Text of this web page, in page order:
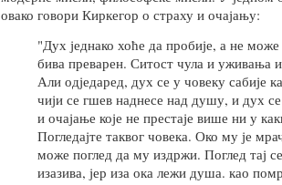
овако говори Киркегор о страху и очајању:
"Дух једнако хоће да пробије, а не
бива преварен. Ситост чула и уживања
Али одједаред, дух се у човеку сабије
чији се гшев наднесе над душу, и дух
и очајање које не престаје више ни у
Погледајте таквог човека. Око му је
може поглед да му издржи. Поглед тај
изазива, јер иза ока лежи душа. као